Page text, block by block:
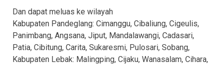
Dan dapat meluas ke wilayah
Kabupaten Pandeglang: Cimanggu, Cibaliung, Cigeulis,
Panimbang, Angsana, Jiput, Mandalawangi, Cadasari,
Patia, Cibitung, Carita, Sukaresmi, Pulosari, Sobang,
Kabupaten Lebak: Malingping, Cijaku, Wanasalam, Cihara,